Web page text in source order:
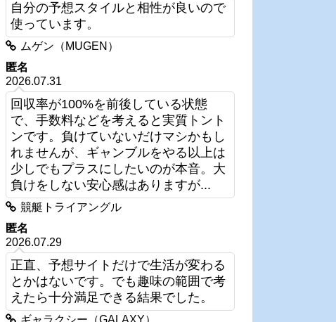
自分の予想スタイルと相性が良いので
使っています。
ムゲン（MUGEN）
匿名
2026.07.31
回収率が100%を前後している状態
で、手数料などを考えると実質トント
ンです。負けていないだけマシかもし
れませんが、ギャンブルをやる以上は
少しでもプラスにしたいのが本音。大
負けをしない安心感はありますが...
競艇トライアングル
匿名
2026.07.29
正直、予想サイトだけで生活が変わる
とかはないです。でも趣味の範囲で考
えたら十分満足できる結果でした。